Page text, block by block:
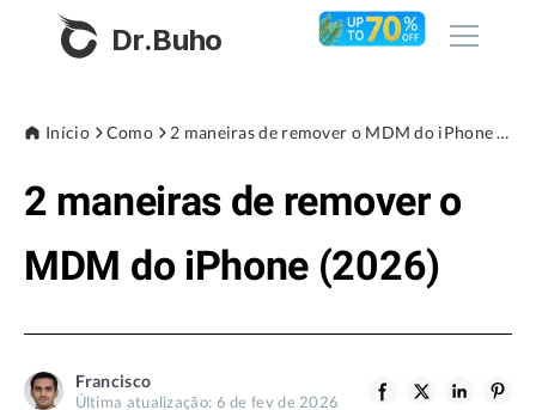
Dr.Buho
Produtos
BuhoCleaner
BuhoRepair
BuhoNTFS
Loja
Início Como 2 maneiras de remover o MDM do iPhone (2026)
2 maneiras de remover o
MDM do iPhone (2026)
Francisco
Última atualização: 6 de fev de 2026